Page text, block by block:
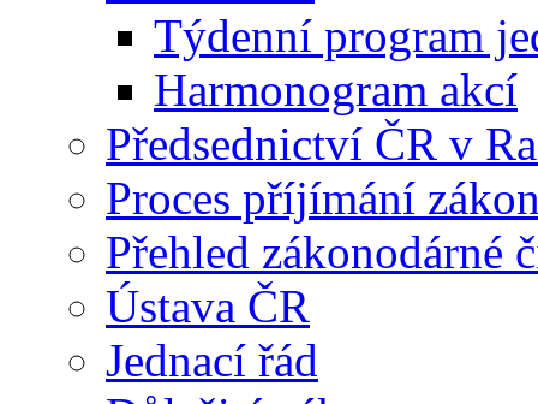
Týdenní program
Harmonogram akcí
Předsednictví ČR v
Proces příjímání
Přehled zákonodárné
Ústava ČR
Jednací řád